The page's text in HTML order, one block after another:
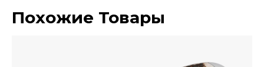
Похожие Товары